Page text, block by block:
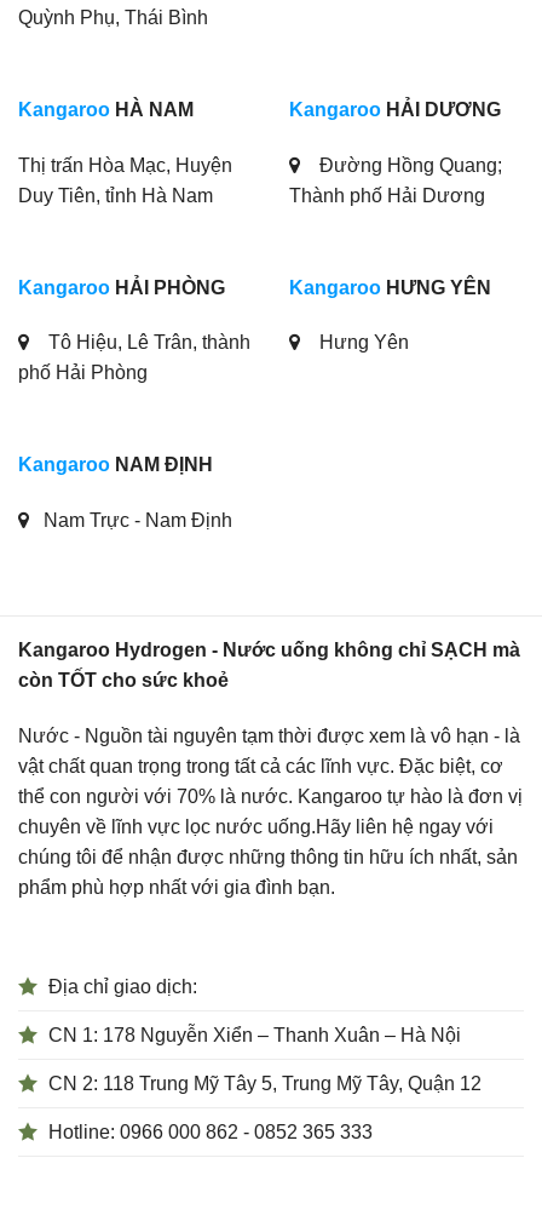
Quỳnh Phụ, Thái Bình
Kangaroo HÀ NAM
Thị trấn Hòa Mạc, Huyện
Duy Tiên, tỉnh Hà Nam
Kangaroo HẢI DƯƠNG
Đường Hồng Quang;
Thành phố Hải Dương
Kangaroo HẢI PHÒNG
Tô Hiệu, Lê Trân, thành
phố Hải Phòng
Kangaroo HƯNG YÊN
Hưng Yên
Kangaroo NAM ĐỊNH
Nam Trực - Nam Định
Kangaroo Hydrogen - Nước uống không chỉ SẠCH mà
còn TỐT cho sức khoẻ
Nước - Nguồn tài nguyên tạm thời được xem là vô hạn - là
vật chất quan trọng trong tất cả các lĩnh vực. Đặc biệt, cơ
thể con người với 70% là nước. Kangaroo tự hào là đơn vị
chuyên về lĩnh vực lọc nước uống.Hãy liên hệ ngay với
chúng tôi để nhận được những thông tin hữu ích nhất, sản
phẩm phù hợp nhất với gia đình bạn.
Địa chỉ giao dịch:
CN 1: 178 Nguyễn Xiển – Thanh Xuân – Hà Nội
CN 2: 118 Trung Mỹ Tây 5, Trung Mỹ Tây, Quận 12
Hotline: 0966 000 862 - 0852 365 333